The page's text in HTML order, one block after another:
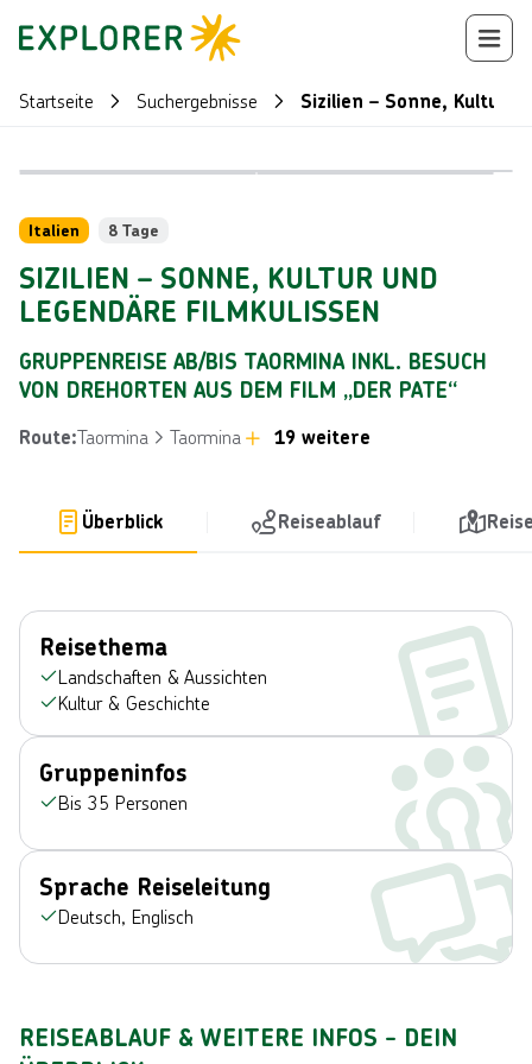
Startseite Suchergebnisse Sizilien – Sonne, Kultur
Italien 8 Tage
SIZILIEN – SONNE, KULTUR UND
LEGENDÄRE FILMKULISSEN
GRUPPENREISE AB/BIS TAORMINA INKL. BESUCH
VON DREHORTEN AUS DEM FILM „DER PATE“
Route:Taormina Taormina 19 weitere
Überblick Reiseablauf
Reisethema
Landschaften & Aussichten
Kultur & Geschichte
Gruppeninfos
Bis 35 Personen
Sprache Reiseleitung
Deutsch, Englisch
REISEABLAUF & WEITERE INFOS - DEIN